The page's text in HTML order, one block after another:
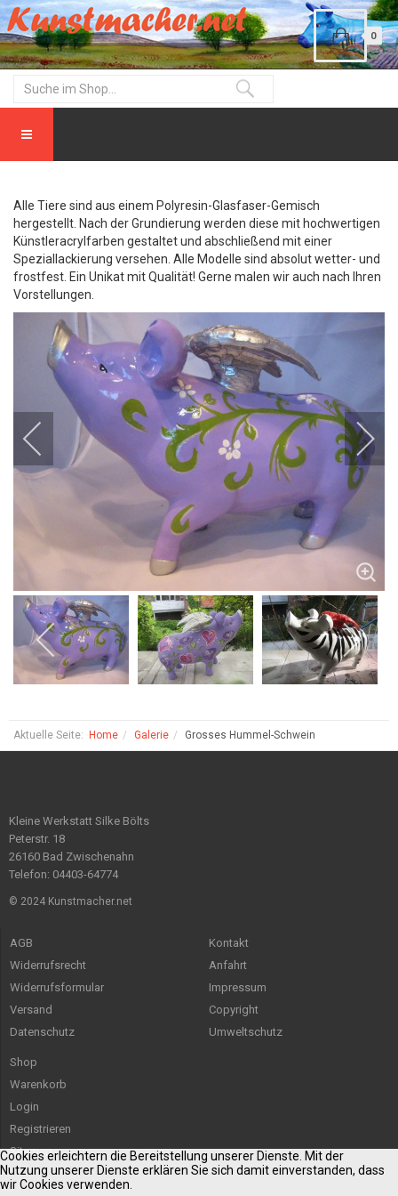
0
Alle Tiere sind aus einem Polyresin-Glasfaser-Gemisch
hergestellt. Nach der Grundierung werden diese mit hochwertigen
Künstleracrylfarben gestaltet und abschließend mit einer
Speziallackierung versehen. Alle Modelle sind absolut wetter- und
frostfest. Ein Unikat mit Qualität! Gerne malen wir auch nach Ihren
Vorstellungen.
Aktuelle Seite: Home Galerie Grosses Hummel-Schwein
Kleine Werkstatt Silke Bölts
Peterstr. 18
26160 Bad Zwischenahn
Telefon: 04403-64774
© 2024 Kunstmacher.net
AGB
Widerrufsrecht
Widerrufsformular
Versand
Datenschutz
Kontakt
Anfahrt
Impressum
Copyright
Umweltschutz
Shop
Warenkorb
Login
Registrieren
Sitemap
Cookies erleichtern die Bereitstellung unserer Dienste. Mit der
Nutzung unserer Dienste erklären Sie sich damit einverstanden, dass
wir Cookies verwenden.